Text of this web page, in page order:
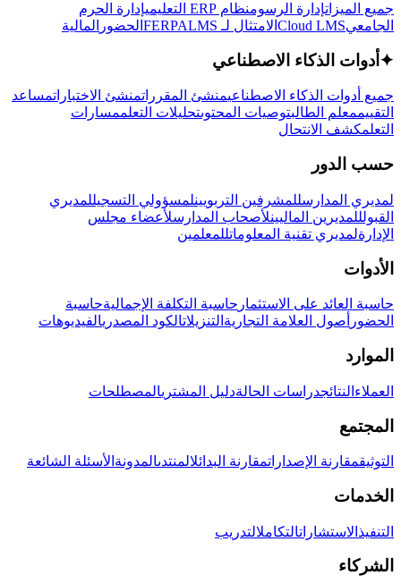
جميع الميزاتإدارة الرسومنظام ERP التعليمي
إدارة الحرم
الجامعيCloud LMS الامتثال لـ FERPA LMS الحضور المالية
✦ أدوات الذكاء الاصطناعي
جميع أدوات الذكاء الاصطناعيمنشئ المقرراتمنشئ الاختباراتمساعد
التقييممعلم الطالبتوصيات المحتوىتحليلات التعلممسارات
التعلمكشف الانتحال
حسب الدور
لمديري المدارسللمشرفين التربويينلمسؤولي التسجيللمديري
القبولللمديرين الماليينلأصحاب المدارسلأعضاء مجلس
الإدارةلمديري تقنية المعلوماتللمعلمين
الأدوات
حاسبة العائد على الاستثمار حاسبة التكلفة الإجماليةحاسبة
الحضور أصول العلامة التجارية التنزيلاتالكود المصدريالفيديوهات
الموارد
العملاء النتائجدراسات الحالةدليل المشتريالمصطلحات
المجتمع
التوثيقمقارنة الإصداراتمقارنة البدائلالمنتدىالمدونة الأسئلة الشائعة
الخدمات
التنفيذ الاستشاراتالتكاملالتدريب
الشركاء